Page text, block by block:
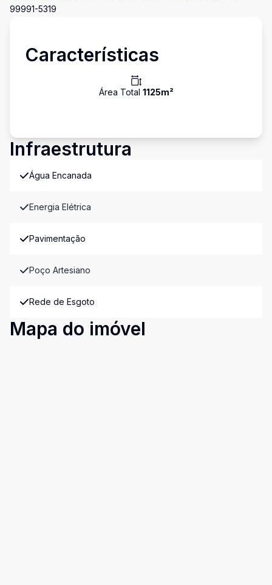
99991-5319
Características
Área Total 1125m²
Infraestrutura
Água Encanada
Energia Elétrica
Pavimentação
Poço Artesiano
Rede de Esgoto
Mapa do imóvel